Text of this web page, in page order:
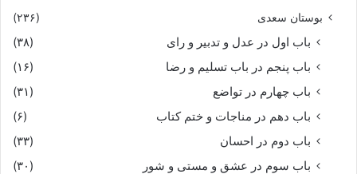
بوستان سعدی (۲۳۶)
باب اول در عدل و تدبیر و رای
(۳۸)
باب پنجم در باب تسلیم و رضا
(۱۶)
باب چهارم در تواضع
(۳۱)
باب دهم در مناجات و ختم کتاب
(۶)
باب دوم در احسان
(۳۳)
باب سوم در عشق و مستی و شور
(۳۰)